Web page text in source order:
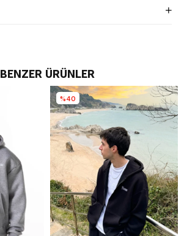
BENZER ÜRÜNLER
%40